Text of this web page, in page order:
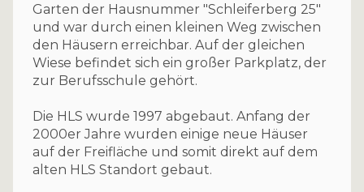
Garten der Hausnummer "Schleiferberg 25"
und war durch einen kleinen Weg zwischen
den Häusern erreichbar. Auf der gleichen
Wiese befindet sich ein großer Parkplatz, der
zur Berufsschule gehört.
Die HLS wurde 1997 abgebaut. Anfang der
2000er Jahre wurden einige neue Häuser
auf der Freifläche und somit direkt auf dem
alten HLS Standort gebaut.